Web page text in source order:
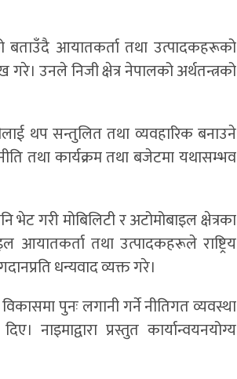
बताउँदै आयातकर्ता तथा उत्पादकहरूको
उनले निजी क्षेत्र नेपालको अर्थतन्त्रको
थप सन्तुलित तथा व्यवहारिक बनाउने
तथा कार्यक्रम तथा बजेटमा यथासम्भव
भेट गरी मोबिलिटी र अटोमोबाइल क्षेत्रका
तथा उत्पादकहरूले राष्ट्रिय
धन्यवाद व्यक्त गरे।
पुनः लगानी गर्ने नीतिगत व्यवस्था
प्रस्तुत कार्यान्वयनयोग्य